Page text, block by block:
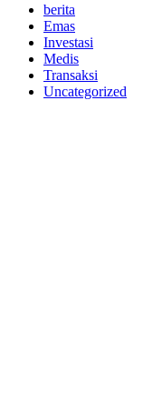
berita
Emas
Investasi
Medis
Transaksi
Uncategorized